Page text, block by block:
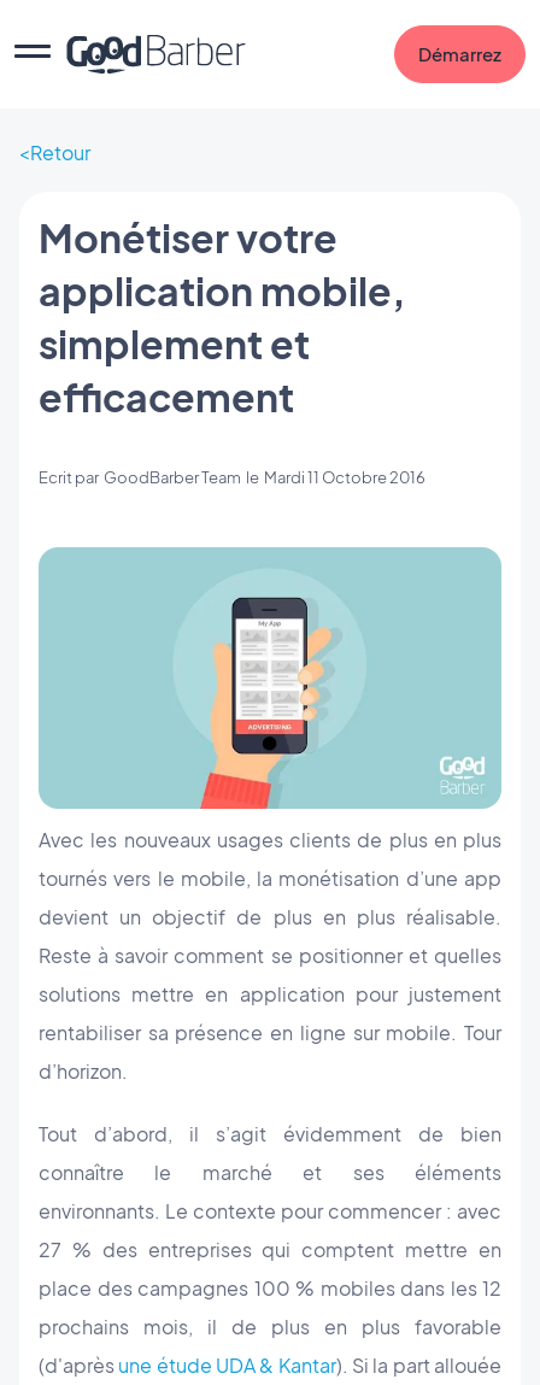
Démarrez
Retour
Monétiser votre
application mobile,
simplement et
efficacement
Ecrit par GoodBarber Team le Mardi 11 Octobre 2016
Avec les nouveaux usages clients de plus en plus
tournés vers le mobile, la monétisation d’une app
devient un objectif de plus en plus réalisable.
Reste à savoir comment se positionner et quelles
solutions mettre en application pour justement
rentabiliser sa présence en ligne sur mobile. Tour
d’horizon.
Tout d’abord, il s’agit évidemment de bien
connaître le marché et ses éléments
environnants. Le contexte pour commencer : avec
27 % des entreprises qui comptent mettre en
place des campagnes 100 % mobiles dans les 12
prochains mois, il de plus en plus favorable
(d'aprèsune étude UDA & Kantar). Si la part allouée